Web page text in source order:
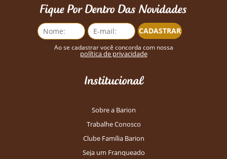
Fique Por Dentro Das Novidades
CADASTRAR
Ao se cadastrar você concorda com nossa
política de privacidade
Institucional
Sobre a Barion
Trabalhe Conosco
Clube Família Barion
Seja um Franqueado